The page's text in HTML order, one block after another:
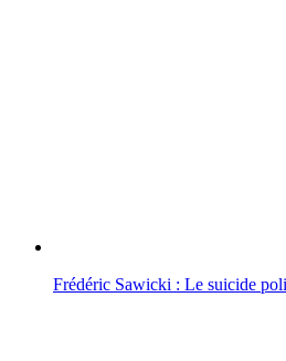
Frédéric Sawicki : Le suicide